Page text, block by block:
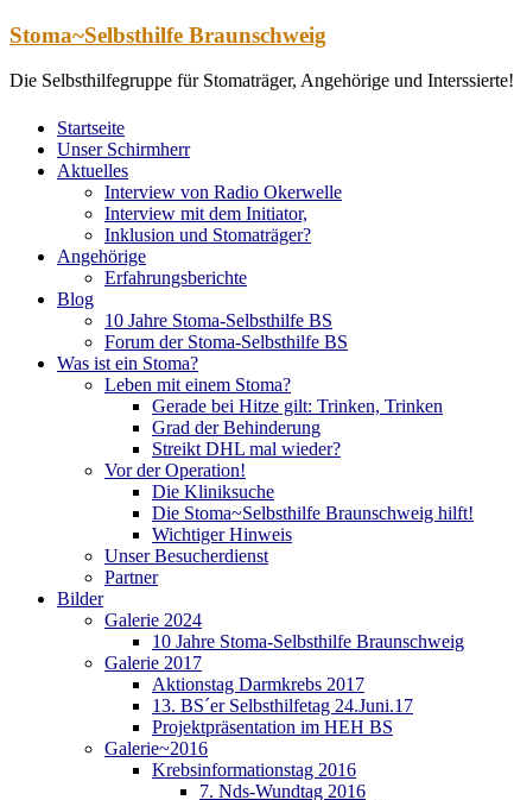
Zum
springen
Stoma~Selbsthilfe Braunschweig
Die Selbsthilfegruppe für Stomaträger, Angehörige und Interssierte!
Startseite
Unser Schirmherr
Aktuelles
Interview von Radio Okerwelle
Interview mit dem Initiator,
Inklusion und Stomaträger?
Angehörige
Erfahrungsberichte
Blog
10 Jahre Stoma-Selbsthilfe BS
Forum der Stoma-Selbsthilfe BS
Was ist ein Stoma?
Leben mit einem Stoma?
Gerade bei Hitze gilt: Trinken, Trinken
Grad der Behinderung
Streikt DHL mal wieder?
Vor der Operation!
Die Kliniksuche
Die Stoma~Selbsthilfe Braunschweig hilft!
Wichtiger Hinweis
Unser Besucherdienst
Partner
Bilder
Galerie 2024
10 Jahre Stoma-Selbsthilfe Braunschweig
Galerie 2017
Aktionstag Darmkrebs 2017
13. BS´er Selbsthilfetag 24.Juni.17
Projektpräsentation im HEH BS
Galerie~2016
Krebsinformationstag 2016
7. Nds-Wundtag 2016